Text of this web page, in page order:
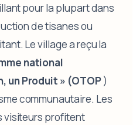
pour la plupart dans
de tisanes ou
Le village a reçu la
national
un Produit » (OTOP)
communautaire. Les
visiteurs profitent